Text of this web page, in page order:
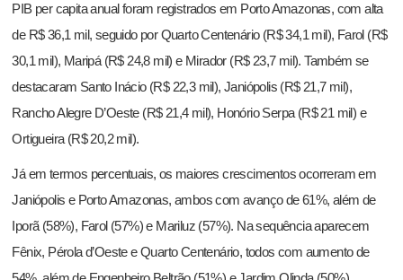
PIB per capita anual foram registrados em Porto Amazonas, com alta
de R$ 36,1 mil, seguido por Quarto Centenário (R$ 34,1 mil), Farol (R$
30,1 mil), Maripá (R$ 24,8 mil) e Mirador (R$ 23,7 mil). Também se
destacaram Santo Inácio (R$ 22,3 mil), Janiópolis (R$ 21,7 mil),
Rancho Alegre D’Oeste (R$ 21,4 mil), Honório Serpa (R$ 21 mil) e
Ortigueira (R$ 20,2 mil).
Já em termos percentuais, os maiores crescimentos ocorreram em
Janiópolis e Porto Amazonas, ambos com avanço de 61%, além de
Iporã (58%), Farol (57%) e Mariluz (57%). Na sequência aparecem
Fênix, Pérola d’Oeste e Quarto Centenário, todos com aumento de